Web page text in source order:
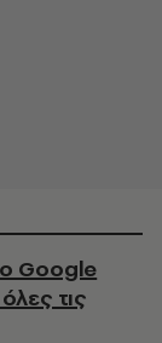
Google
τις